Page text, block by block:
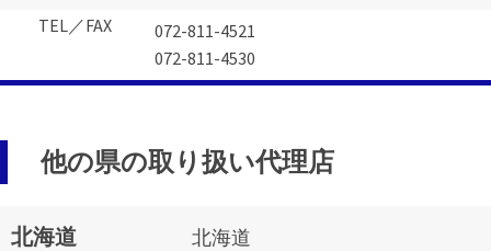
TEL／FAX
072-811-4521
072-811-4530
他の県の取り扱い代理店
北海道 北海道